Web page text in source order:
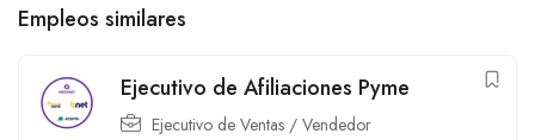
Empleos similares
Ejecutivo de Afiliaciones Pyme
Ejecutivo de Ventas / Vendedor